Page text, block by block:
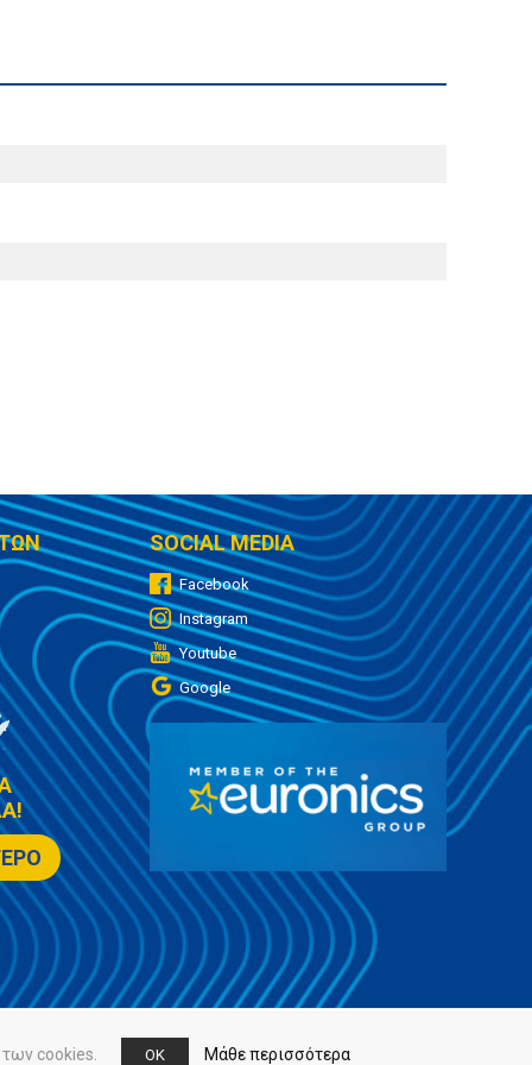
SOCIAL MEDIA
Facebook
Instagram
Youtube
Google
cookies. OK Μάθε περισσότερα